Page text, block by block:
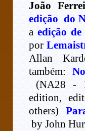
João
edição do
a edição de
por
Allan
também:
(NA28 -
edition,
others)
by John